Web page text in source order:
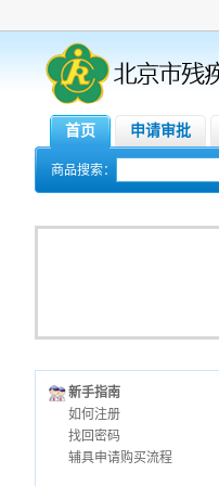
首页 申请审批
商品搜索：
新手指南
如何注册
找回密码
辅具申请购买流程